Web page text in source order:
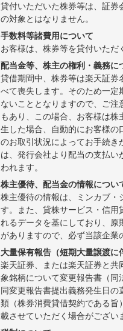
貸付いただいた株券等は、証
の対象とはなりません。
手数料等諸費用について
お客様は、株券等を貸付いた
配当金等、株主の権利・義務に
貸借期間中、株券等は楽天証
べて喪失します。そのため一
ないこととなりますので、ご
もあり、この場合、お客様は
生した場合、自動的にお客様
のお取引状況によってお手続
は、発行会社より配当の支払
われます。
株主優待、配当金の情報につい
株主優待の情報は、ミンカブ
す。また、貸株サービス・信
れるデータを基にしており、
がありますので、必ず当該企
大量保有報告（短期大量譲渡
楽天証券、または楽天証券と
象銘柄について変更報告書（
同変更報告書提出義務発生日
類（株券消費貸借契約である
載させていただく場合がござ